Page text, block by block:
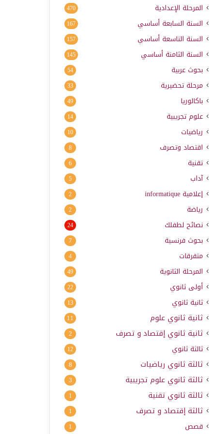
المرحلة الإعدادية 470
السنة السابعة أساسي 167
السنة التاسعة أساسي 157
السنة الثامنة أساسي 145
بحوث عربية 54
مرحلة تحضيرية 33
باكالوريا 49
علوم تجريبية 14
رياضيات 10
اقتصاد وتصرف 8
تقنية 6
آداب 5
إعلامية informatique
2
رياضة 2
نصائح لطفلك 24
بحوث فرنسية 7
متفرقات 4
المرحلة الثانوية 49
أولى ثانوي 22
ثانية ثانوي 13
ثانية ثانوي علوم 11
ثانية ثانوي إقتصاد و تصرف 2
ثالثة ثانوي 12
ثالثة ثانوي رياضيات 8
ثالثة ثانوي علوم تجريبية 3
ثالثة ثانوي تقنية 1
ثالثة إقتصاد و تصرف 1
قصص 1